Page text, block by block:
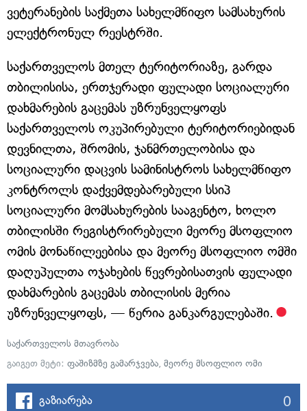
ვეტერანების საქმეთა სახელმწიფო სამსახურის
ელექტრონულ რეესტრში.
საქართველოს მთელ ტერიტორიაზე, გარდა
თბილისისა, ერთჯერადი ფულადი სოციალური
დახმარების გაცემას უზრუნველყოფს
საქართველოს ოკუპირებული ტერიტორიებიდან
დევნილთა, შრომის, ჯანმრთელობისა და
სოციალური დაცვის სამინისტროს სახელმწიფო
კონტროლს დაქვემდებარებული სსიპ
სოციალური მომსახურების სააგენტო, ხოლო
თბილისში რეგისტრირებული მეორე მსოფლიო
ომის მონაწილეებისა და მეორე მსოფლიო ომში
დაღუპულთა ოჯახების წევრებისათვის ფულადი
დახმარების გაცემას თბილისის მერია
უზრუნველყოფს, — წერია განკარგულებაში.
საქართველოს მთავრობა
გაიგეთ მეტი: ფაშიზმზე გამარჯვება, მეორე მსოფლიო ომი
გაზიარება 0